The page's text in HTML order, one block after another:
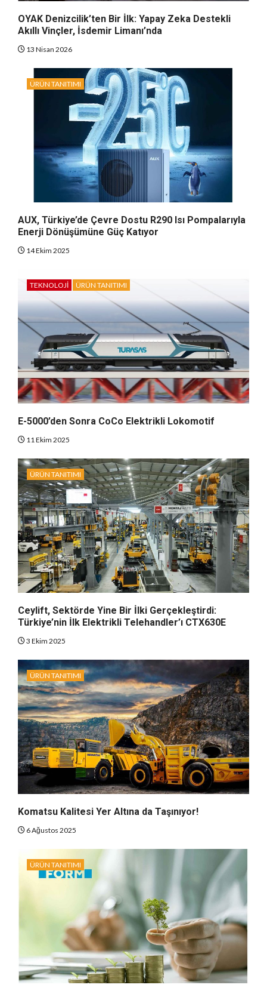
OYAK Denizcilik’ten Bir İlk: Yapay Zeka Destekli
Akıllı Vinçler, İsdemir Limanı’nda
13 Nisan 2026
ÜRÜN TANITIMI
AUX, Türkiye’de Çevre Dostu R290 Isı Pompalarıyla
Enerji Dönüşümüne Güç Katıyor
14 Ekim 2025
TEKNOLOJI ÜRÜN TANITIMI
E-5000’den Sonra CoCo Elektrikli Lokomotif
11 Ekim 2025
ÜRÜN TANITIMI
Ceylift, Sektörde Yine Bir İlki Gerçekleştirdi:
Türkiye’nin İlk Elektrikli Telehandler’ı CTX630E
3 Ekim 2025
ÜRÜN TANITIMI
Komatsu Kalitesi Yer Altına da Taşınıyor!
6 Ağustos 2025
ÜRÜN TANITIMI